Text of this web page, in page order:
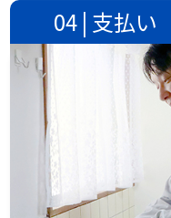
04 | 支払い